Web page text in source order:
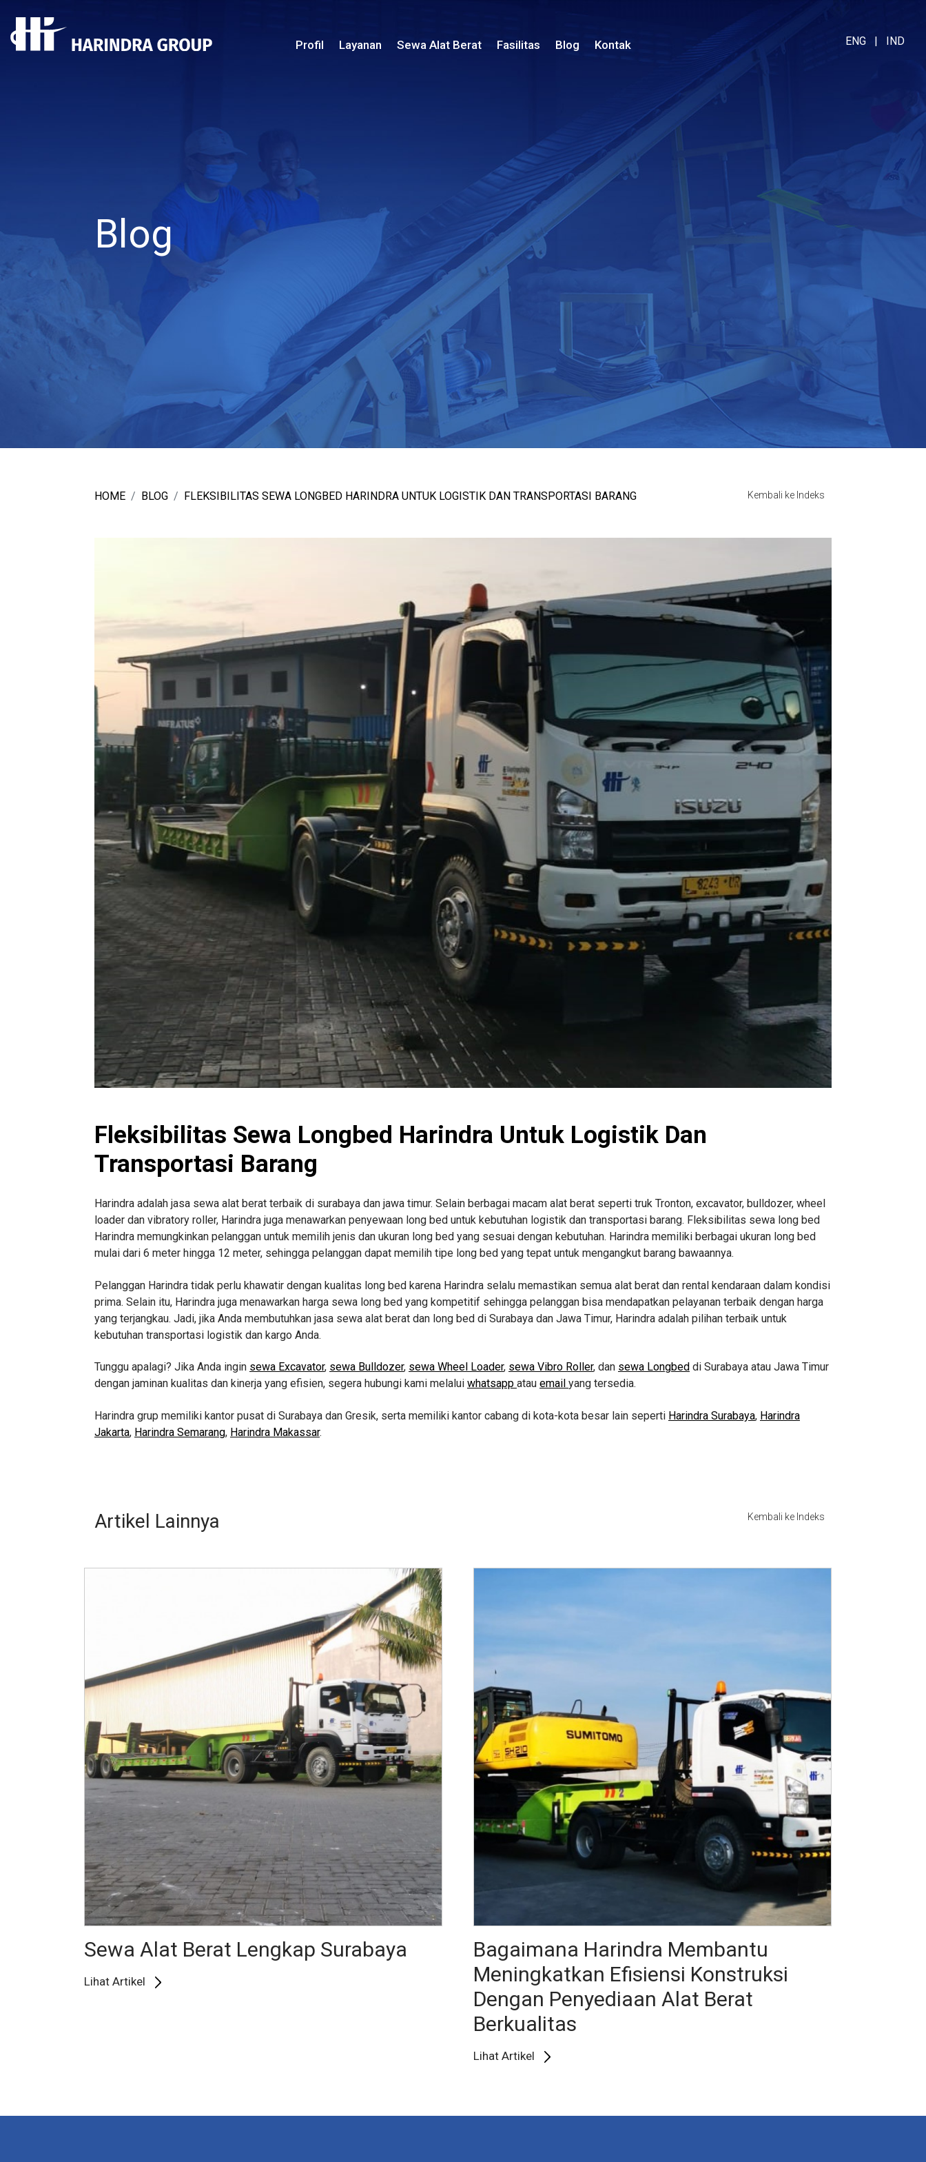
Profil Layanan Sewa Alat Berat Fasilitas Blog Kontak ENG | IND
Blog
HOME BLOG FLEKSIBILITAS SEWA LONGBED HARINDRA UNTUK LOGISTIK DAN TRANSPORTASI BARANG Kembali ke Indeks
Fleksibilitas Sewa Longbed Harindra Untuk Logistik Dan
Transportasi Barang
Harindra adalah jasa sewa alat berat terbaik di surabaya dan jawa timur. Selain berbagai macam alat berat seperti truk Tronton, excavator, bulldozer, wheel
loader dan vibratory roller, Harindra juga menawarkan penyewaan long bed untuk kebutuhan logistik dan transportasi barang. Fleksibilitas sewa long bed
Harindra memungkinkan pelanggan untuk memilih jenis dan ukuran long bed yang sesuai dengan kebutuhan. Harindra memiliki berbagai ukuran long bed
mulai dari 6 meter hingga 12 meter, sehingga pelanggan dapat memilih tipe long bed yang tepat untuk mengangkut barang bawaannya.
Pelanggan Harindra tidak perlu khawatir dengan kualitas long bed karena Harindra selalu memastikan semua alat berat dan rental kendaraan dalam kondisi
prima. Selain itu, Harindra juga menawarkan harga sewa long bed yang kompetitif sehingga pelanggan bisa mendapatkan pelayanan terbaik dengan harga
yang terjangkau. Jadi, jika Anda membutuhkan jasa sewa alat berat dan long bed di Surabaya dan Jawa Timur, Harindra adalah pilihan terbaik untuk
kebutuhan transportasi logistik dan kargo Anda.
Tunggu apalagi? Jika Anda ingin sewa Excavator, sewa Bulldozer, sewa Wheel Loader, sewa Vibro Roller, dan sewa Longbed di Surabaya atau Jawa Timur
dengan jaminan kualitas dan kinerja yang efisien, segera hubungi kami melalui whatsapp atau email yang tersedia.
Harindra grup memiliki kantor pusat di Surabaya dan Gresik, serta memiliki kantor cabang di kota-kota besar lain seperti Harindra Surabaya, Harindra
Jakarta, Harindra Semarang, Harindra Makassar.
Artikel Lainnya Kembali ke Indeks
Sewa Alat Berat Lengkap Surabaya
Lihat Artikel
Bagaimana Harindra Membantu
Meningkatkan Efisiensi Konstruksi
Dengan Penyediaan Alat Berat
Berkualitas
Lihat Artikel